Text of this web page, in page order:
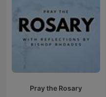
Pray the Rosary